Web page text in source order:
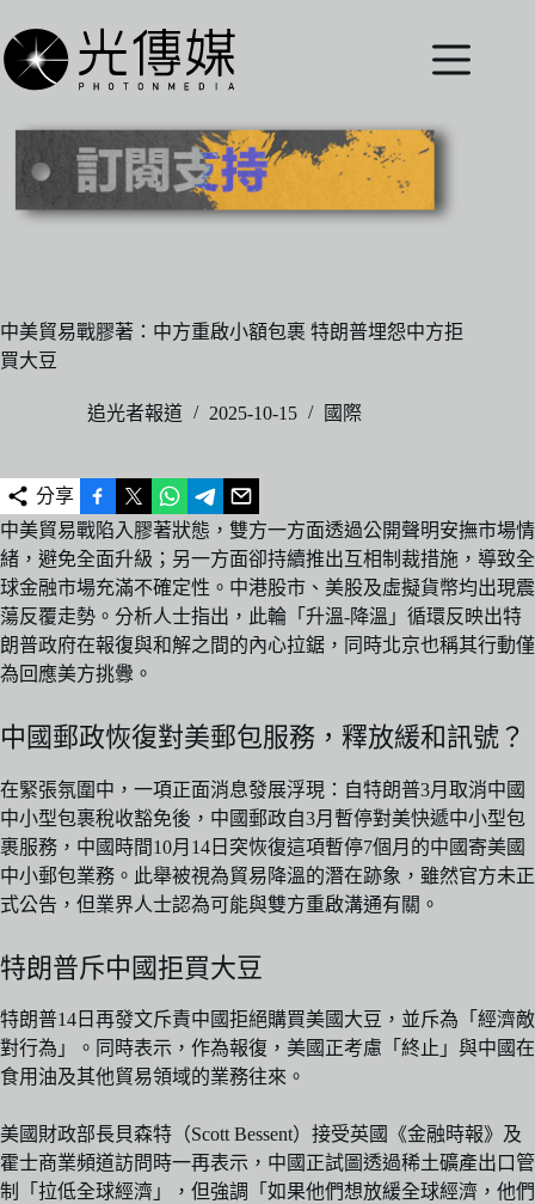
至
主
內
中美貿易戰膠著：中方重啟小額包裹 特朗普埋怨中方拒
買大豆
追光者報道 2025-10-15 國際
分享
中美貿易戰陷入膠著狀態，雙方一方面透過公開聲明安撫市場情
緒，避免全面升級；另一方面卻持續推出互相制裁措施，導致全
球金融市場充滿不確定性。中港股市、美股及虛擬貨幣均出現震
蕩反覆走勢。分析人士指出，此輪「升溫-降溫」循環反映出特
朗普政府在報復與和解之間的內心拉鋸，同時北京也稱其行動僅
為回應美方挑釁。
中國郵政恢復對美郵包服務，釋放緩和訊號？
在緊張氛圍中，一項正面消息發展浮現：自特朗普3月取消中國
中小型包裹稅收豁免後，中國郵政自3月暫停對美快遞中小型包
裹服務，中國時間10月14日突恢復這項暫停7個月的中國寄美國
中小郵包業務。此舉被視為貿易降溫的潛在跡象，雖然官方未正
式公告，但業界人士認為可能與雙方重啟溝通有關。
特朗普斥中國拒買大豆
特朗普14日再發文斥責中國拒絕購買美國大豆，並斥為「經濟敵
對行為」。同時表示，作為報復，美國正考慮「終止」與中國在
食用油及其他貿易領域的業務往來。
美國財政部長貝森特（Scott Bessent）接受英國《金融時報》及
霍士商業頻道訪問時一再表示，中國正試圖透過稀土礦產出口管
制「拉低全球經濟」，但強調「如果他們想放緩全球經濟，他們